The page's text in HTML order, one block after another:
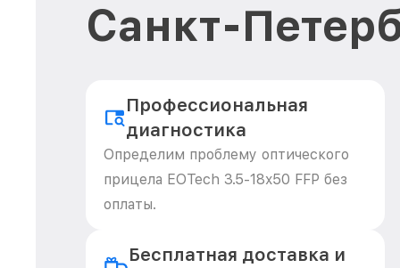
Санкт-
Профессиональная
диагностика
Определим проблему оптического
прицела EOTech 3.5-18x50 FFP без
оплаты.
Бесплатная доставка и